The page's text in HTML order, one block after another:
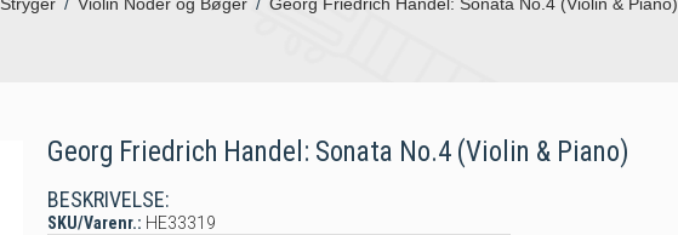
Georg Friedrich Handel: Sonata No.4 (Violin & Piano)
BESKRIVELSE:
SKU/Varenr.: HE33319